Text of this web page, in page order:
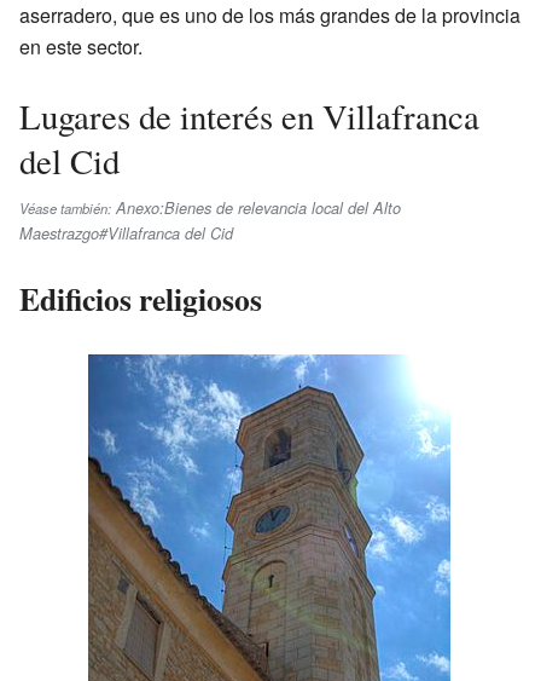
aserradero, que es uno de los más grandes de la provincia
en este sector.
Lugares de interés en Villafranca
del Cid
Véase también: Anexo:Bienes de relevancia local del Alto
Maestrazgo#Villafranca del Cid
Edificios religiosos